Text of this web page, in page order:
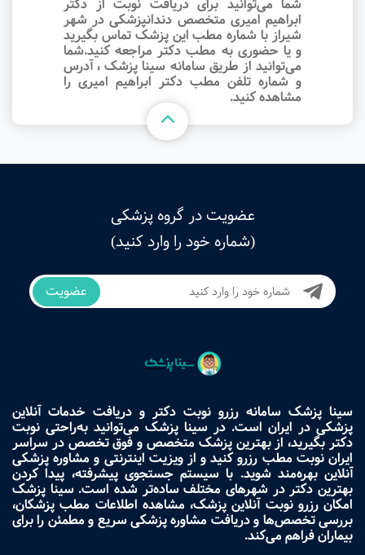
شما می‌توانید برای دریافت نوبت از دکتر
ابراهیم امیری متخصص دندانپزشکی در شهر
شیراز با شماره مطب این پزشک تماس بگیرید
و یا حضوری به مطب دکتر مراجعه کنید.شما
می‌توانید از طریق سامانه سینا پزشک ، آدرس
و شماره تلفن مطب دکتر ابراهیم امیری را
مشاهده کنید.
عضویت در گروه پزشکی
(شماره خود را وارد کنید)
عضویت
سینا پزشک سامانه رزرو نوبت دکتر و دریافت خدمات آنلاین
پزشکی در ایران است. در سینا پزشک می‌توانید به‌راحتی نوبت
دکتر بگیرید، از بهترین پزشک متخصص و فوق تخصص در سراسر
ایران نوبت مطب رزرو کنید و از ویزیت اینترنتی و مشاوره پزشکی
آنلاین بهره‌مند شوید. با سیستم جستجوی پیشرفته، پیدا کردن
بهترین دکتر در شهرهای مختلف ساده‌تر شده است. سینا پزشک
امکان رزرو نوبت آنلاین پزشک، مشاهده اطلاعات مطب پزشکان،
بررسی تخصص‌ها و دریافت مشاوره پزشکی سریع و مطمئن را برای
بیماران فراهم می‌کند.